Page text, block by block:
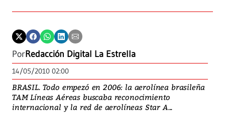
PorRedacción Digital La Estrella
14/05/2010 02:00
BRASIL. Todo empezó en 2006: la aerolínea brasileña
TAM Líneas Aéreas buscaba reconocimiento
internacional y la red de aerolíneas Star A...